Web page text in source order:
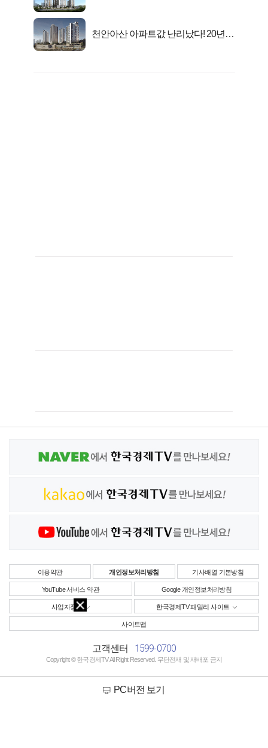
천안아산 아파트값 난리났다! 20년
이용약관 개인정보처리방침 기사배열 기본방침
YouTube 서비스 약관 Google 개인정보처리방침
사업자정보 한국경제TV 패밀리 사이트
사이트맵
고객센터 1599-0700
Copyright © 한국경제TV All Right Reserved. 무단전재 및 재배포 금지
PC버전 보기